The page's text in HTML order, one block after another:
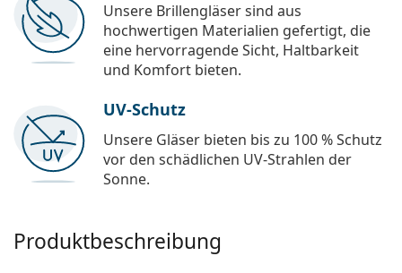
Unsere Brillengläser sind aus
hochwertigen Materialien gefertigt, die
eine hervorragende Sicht, Haltbarkeit
und Komfort bieten.
UV-Schutz
Unsere Gläser bieten bis zu 100 % Schutz
vor den schädlichen UV-Strahlen der
Sonne.
Produktbeschreibung